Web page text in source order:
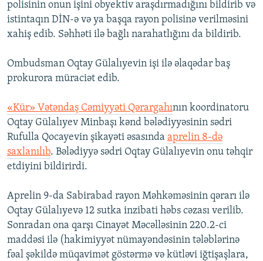
İNFOQRAFIKA
KARIKATURA
AZƏRBAYCAN ƏDƏBIYYATI KITABXANASI
İSLAM VƏ DEMOKRATIYA
MISSIYAMIZ
PEŞƏ ETIKASI VƏ JURNALISTIKA STANDARTLARIMIZ
AZADLIQRADIOSU MOBIL TELEFONUNUZDA
XƏBƏR BÜLLETENLƏRIMIZ
BIZI IZLƏ
RFE/RL-in bütün saytları
polisinin onun işini obyektiv araşdırmadığını bildirib və
istintaqın DİN-ə və ya başqa rayon polisinə verilməsini
xahiş edib. Səhhəti ilə bağlı narahatlığını da bildirib.
Ombudsman Oqtay Gülalıyevin işi ilə əlaqədar baş
prokurora müraciət edib.
«Kür» Vətəndaş Cəmiyyəti Qərargahının koordinatoru
Oqtay Gülalıyev Minbaşı kənd bələdiyyəsinin sədri
Rufulla Qocayevin şikayəti əsasında aprelin 8-də
saxlanılıb. Bələdiyyə sədri Oqtay Gülalıyevin onu təhqir
etdiyini bildirirdi.
Aprelin 9-da Sabirabad rayon Məhkəməsinin qərarı ilə
Oqtay Gülalıyevə 12 sutka inzibati həbs cəzası verilib.
Sonradan ona qarşı Cinayət Məcəlləsinin 220.2-ci
maddəsi ilə (hakimiyyət nümayəndəsinin tələblərinə
fəal şəkildə müqavimət göstərmə və kütləvi iğtişaşlara,